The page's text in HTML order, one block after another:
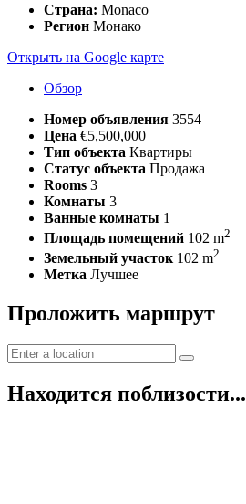
Страна: Monaco
Регион Монако
Открыть на Google карте
Обзор
Номер объявления 3554
Цена €5,500,000
Тип объекта Квартиры
Статус объекта Продажа
Rooms 3
Комнаты 3
Ванные комнаты 1
Площадь помещений 102 m2
Земельный участок 102 m2
Метка Лучшее
Проложить маршрут
Находится поблизости...